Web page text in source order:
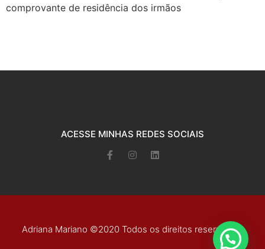
comprovante de residência dos irmãos
ACESSE MINHAS REDES SOCIAIS
Adriana Mariano ©2020 Todos os direitos reservados.